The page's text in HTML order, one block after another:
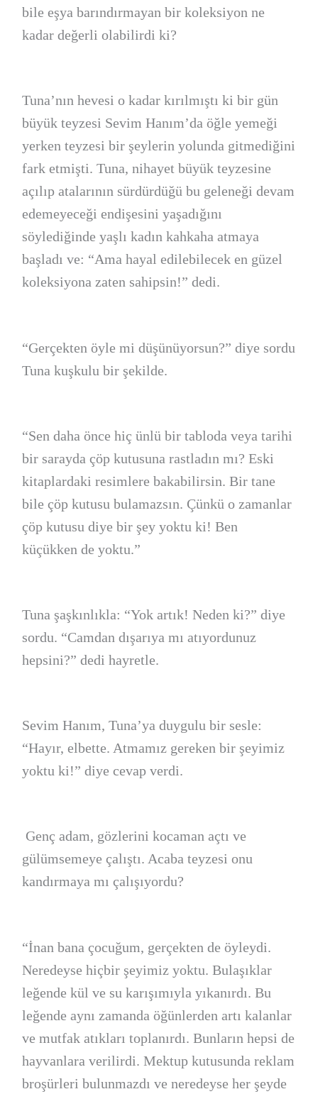
bile eşya barındırmayan bir koleksiyon ne
kadar değerli olabilirdi ki?
Tuna’nın hevesi o kadar kırılmıştı ki bir gün
büyük teyzesi Sevim Hanım’da öğle yemeği
yerken teyzesi bir şeylerin yolunda gitmediğini
fark etmişti. Tuna, nihayet büyük teyzesine
açılıp atalarının sürdürdüğü bu geleneği devam
edemeyeceği endişesini yaşadığını
söylediğinde yaşlı kadın kahkaha atmaya
başladı ve: “Ama hayal edilebilecek en güzel
koleksiyona zaten sahipsin!” dedi.
“Gerçekten öyle mi düşünüyorsun?” diye sordu
Tuna kuşkulu bir şekilde.
“Sen daha önce hiç ünlü bir tabloda veya tarihi
bir sarayda çöp kutusuna rastladın mı? Eski
kitaplardaki resimlere bakabilirsin. Bir tane
bile çöp kutusu bulamazsın. Çünkü o zamanlar
çöp kutusu diye bir şey yoktu ki! Ben
küçükken de yoktu.”
Tuna şaşkınlıkla: “Yok artık! Neden ki?” diye
sordu. “Camdan dışarıya mı atıyordunuz
hepsini?” dedi hayretle.
Sevim Hanım, Tuna’ya duygulu bir sesle:
“Hayır, elbette. Atmamız gereken bir şeyimiz
yoktu ki!” diye cevap verdi.
Genç adam, gözlerini kocaman açtı ve
gülümsemeye çalıştı. Acaba teyzesi onu
kandırmaya mı çalışıyordu?
“İnan bana çocuğum, gerçekten de öyleydi.
Neredeyse hiçbir şeyimiz yoktu. Bulaşıklar
leğende kül ve su karışımıyla yıkanırdı. Bu
leğende aynı zamanda öğünlerden artı kalanlar
ve mutfak atıkları toplanırdı. Bunların hepsi de
hayvanlara verilirdi. Mektup kutusunda reklam
broşürleri bulunmazdı ve neredeyse her şeyde